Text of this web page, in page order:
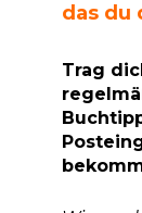
das du
Trag